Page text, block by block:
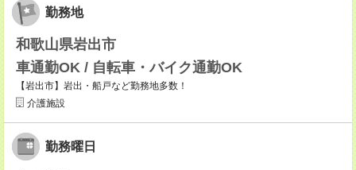
勤務地
和歌山県岩出市
車通勤OK / 自転車・バイク通勤OK
【岩出市】岩出・船戸など勤務地多数！
介護施設
勤務曜日